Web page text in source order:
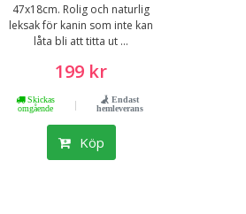
47x18cm. Rolig och naturlig
leksak för kanin som inte kan
låta bli att titta ut ...
199 kr
Skickas
omgående
|
Endast
hemleverans
Köp